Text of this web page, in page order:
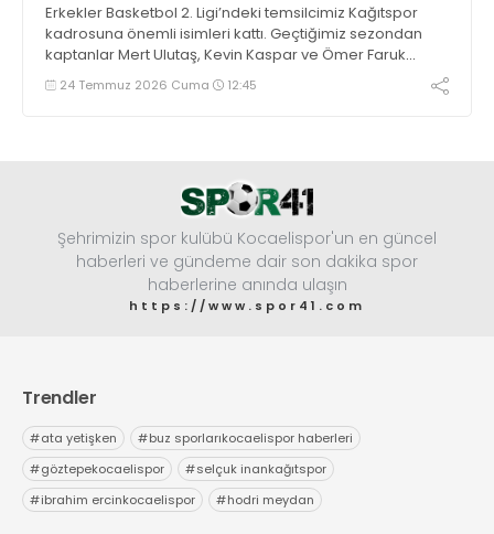
Erkekler Basketbol 2. Ligi’ndeki temsilcimiz Kağıtspor
kadrosuna önemli isimleri kattı. Geçtiğimiz sezondan
kaptanlar Mert Ulutaş, Kevin Kaspar ve Ömer Faruk
Ermat ile yola devam edildi. Takıma 3 oyuncu daha
eklenecek.
24 Temmuz 2026 Cuma 12:45
Şehrimizin spor kulübü Kocaelispor'un en güncel
haberleri ve gündeme dair son dakika spor
haberlerine anında ulaşın
https://www.spor41.com
Trendler
#ata yetişken #buz sporlarıkocaelispor haberleri
#göztepekocaelispor #selçuk inankağıtspor
#ibrahim ercinkocaelispor #hodri meydan